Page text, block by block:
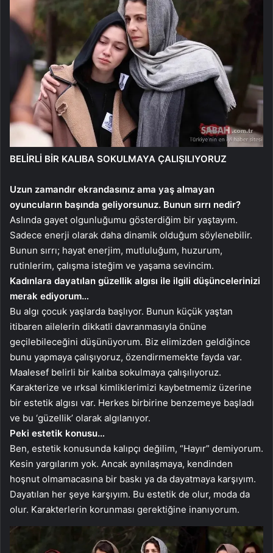
BELİRLİ BİR KALIBA SOKULMAYA ÇALIŞILIYORUZ
Uzun zamandır ekrandasınız ama yaş almayan
oyuncuların başında geliyorsunuz. Bunun sırrı nedir?
Aslında gayet olgunluğumu gösterdiğim bir yaştayım.
Sadece enerji olarak daha dinamik olduğum söylenebilir.
Bunun sırrı; hayat enerjim, mutluluğum, huzurum,
rutinlerim, çalışma isteğim ve yaşama sevincim.
Kadınlara dayatılan güzellik algısı ile ilgili düşüncelerinizi
merak ediyorum…
Bu algı çocuk yaşlarda başlıyor. Bunun küçük yaştan
itibaren ailelerin dikkatli davranmasıyla önüne
geçilebileceğini düşünüyorum. Biz elimizden geldiğince
bunu yapmaya çalışıyoruz, özendirmemekte fayda var.
Maalesef belirli bir kalıba sokulmaya çalışılıyoruz.
Karakterize ve ırksal kimliklerimizi kaybetmemiz üzerine
bir estetik algısı var. Herkes birbirine benzemeye başladı
ve bu ‘güzellik’ olarak algılanıyor.
Peki estetik konusu…
Ben, estetik konusunda kalıpçı değilim, “Hayır” demiyorum.
Kesin yargılarım yok. Ancak aynılaşmaya, kendinden
hoşnut olmamacasına bir baskı ya da dayatmaya karşıyım.
Dayatılan her şeye karşıyım. Bu estetik de olur, moda da
olur. Karakterlerin korunması gerektiğine inanıyorum.